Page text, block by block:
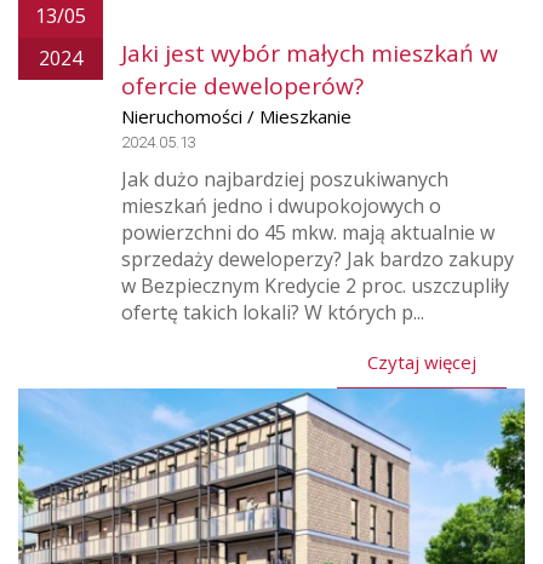
13/05
2024
Jaki jest wybór małych mieszkań w
ofercie deweloperów?
Nieruchomości / Mieszkanie
2024.05.13
Jak dużo najbardziej poszukiwanych
mieszkań jedno i dwupokojowych o
powierzchni do 45 mkw. mają aktualnie w
sprzedaży deweloperzy? Jak bardzo zakupy
w Bezpiecznym Kredycie 2 proc. uszczupliły
ofertę takich lokali? W których p...
Czytaj więcej